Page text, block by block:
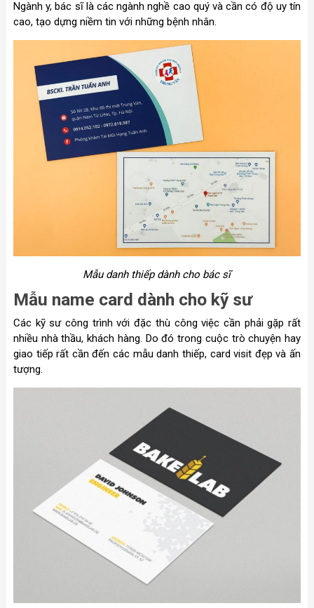
Ngành y, bác sĩ là các ngành nghề cao quý và cần có độ uy tín
cao, tạo dựng niềm tin với những bệnh nhân.
Mẫu danh thiếp dành cho bác sĩ
Mẫu name card dành cho kỹ sư
Các kỹ sư công trình với đặc thù công việc cần phải gặp rất
nhiều nhà thầu, khách hàng. Do đó trong cuộc trò chuyện hay
giao tiếp rất cần đến các mẫu danh thiếp, card visit đẹp và ấn
tượng.